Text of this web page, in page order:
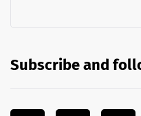
Subscribe and